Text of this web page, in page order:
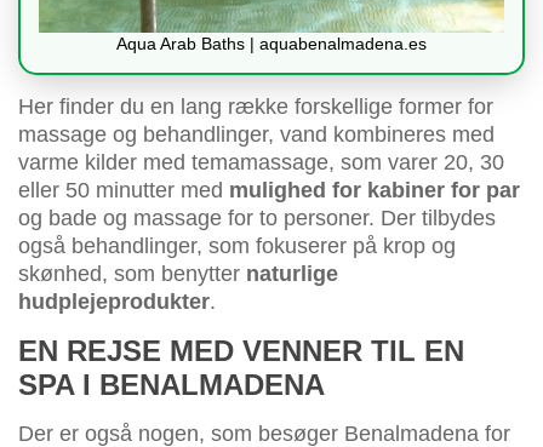
Aqua Arab Baths | aquabenalmadena.es
Her finder du en lang række forskellige former for
massage og behandlinger, vand kombineres med
varme kilder med temamassage, som varer 20, 30
eller 50 minutter med mulighed for kabiner for par
og bade og massage for to personer. Der tilbydes
også behandlinger, som fokuserer på krop og
skønhed, som benytter naturlige
hudplejeprodukter.
EN REJSE MED VENNER TIL EN
SPA I BENALMADENA
Der er også nogen, som besøger Benalmadena for